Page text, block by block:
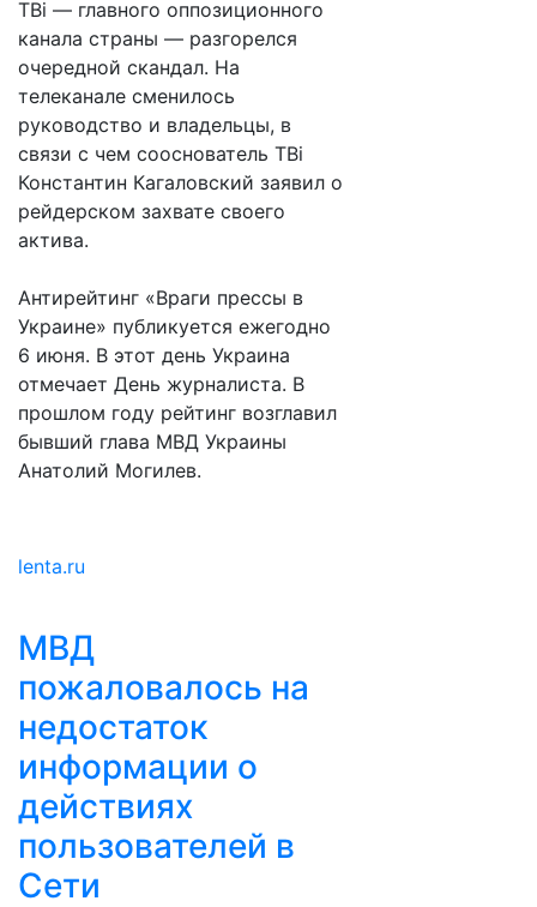
ТВі — главного оппозиционного
канала страны — разгорелся
очередной скандал. На
телеканале сменилось
руководство и владельцы, в
связи с чем сооснователь TBi
Константин Кагаловский заявил о
рейдерском захвате своего
актива.
Антирейтинг «Враги прессы в
Украине» публикуется ежегодно
6 июня. В этот день Украина
отмечает День журналиста. В
прошлом году рейтинг возглавил
бывший глава МВД Украины
Анатолий Могилев.
lenta.ru
МВД
пожаловалось на
недостаток
информации о
действиях
пользователей в
Сети